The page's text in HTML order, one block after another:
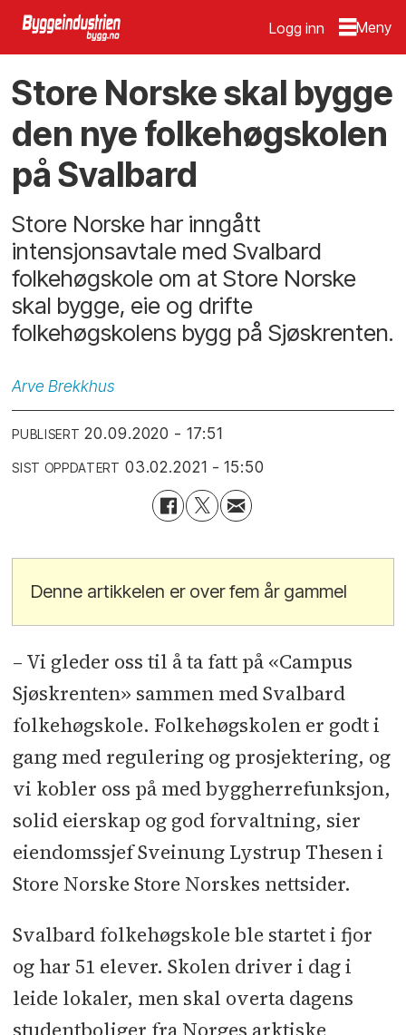
Logg inn
Store Norske skal bygge
den nye folkehøgskolen
på Svalbard
Store Norske har inngått
intensjonsavtale med Svalbard
folkehøgskole om at Store Norske
skal bygge, eie og drifte
folkehøgskolens bygg på Sjøskrenten.
Arve Brekkhus
PUBLISERT 20.09.2020 - 17:51
SIST OPPDATERT 03.02.2021 - 15:50
Denne artikkelen er over fem år gammel
– Vi gleder oss til å ta fatt på «Campus
Sjøskrenten» sammen med Svalbard
folkehøgskole. Folkehøgskolen er godt i
gang med regulering og prosjektering, og
vi kobler oss på med byggherrefunksjon,
solid eierskap og god forvaltning, sier
eiendomssjef Sveinung Lystrup Thesen i
Store Norske Store Norskes nettsider.
Svalbard folkehøgskole ble startet i fjor
og har 51 elever. Skolen driver i dag i
leide lokaler, men skal overta dagens